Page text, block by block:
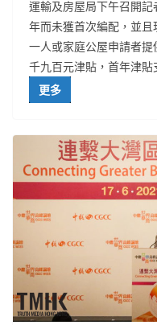
運輸及房屋局下午召開
年而未獲首次編配，並
一人或家庭公屋申請者
千九百元津貼，首年津貼
更多